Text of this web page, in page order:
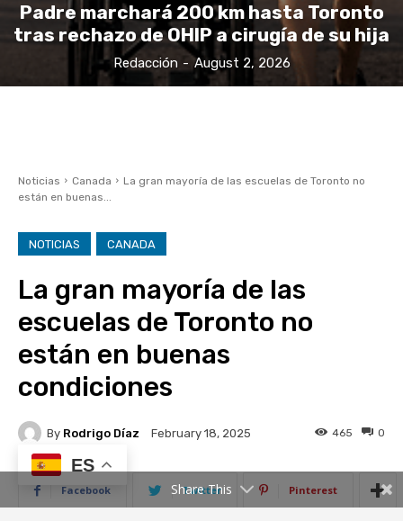
Padre marchará 200 km hasta Toronto
tras rechazo de OHIP a cirugía de su hija
Redacción - August 2, 2026
ES
Share This